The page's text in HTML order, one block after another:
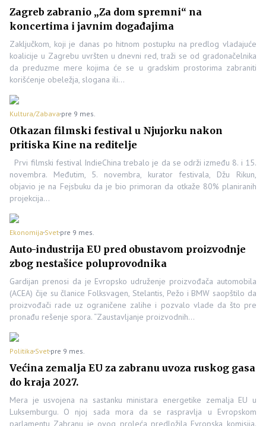
Zagreb zabranio „Za dom spremni“ na
koncertima i javnim događajima
Zaključkom, koji je danas po hitnom postupku na predlog vladajuće
koalicije u Zagrebu uvršten u dnevni red, traži se od gradonačelnika
da preduzme mere kojima će se u gradskim prostorima zabraniti
korišćenje obeležja, slogana ili…
Kultura/Zabava pre 9 mes.
Otkazan filmski festival u Njujorku nakon
pritiska Kine na reditelje
Prvi filmski festival IndieChina trebalo je da se održi između 8. i 15.
novembra. Međutim, 5. novembra, kurator festivala, Džu Rikun,
objavio je na Fejsbuku da je bio primoran da otkaže 80% planiranih
projekcija…
Ekonomija Svet pre 9 mes.
Auto-industrija EU pred obustavom proizvodnje
zbog nestašice poluprovodnika
Gardijan prenosi da je Evropsko udruženje proizvođača automobila
(ACEA) čije su članice Folksvagen, Stelantis, Pežo i BMW saopštilo da
proizvođači rade uz ograničene zalihe i pozvalo vlade da što pre
pronađu rešenje spora. “Zaustavljanje proizvodnih…
Politika Svet pre 9 mes.
Većina zemalja EU za zabranu uvoza ruskog gasa
do kraja 2027.
Mera je usvojena na sastanku ministara energetike zemalja EU u
Luksemburgu. O njoj sada mora da se raspravlja u Evropskom
parlamentu Zabranu je ovog proleća predložila Evropska komisija.